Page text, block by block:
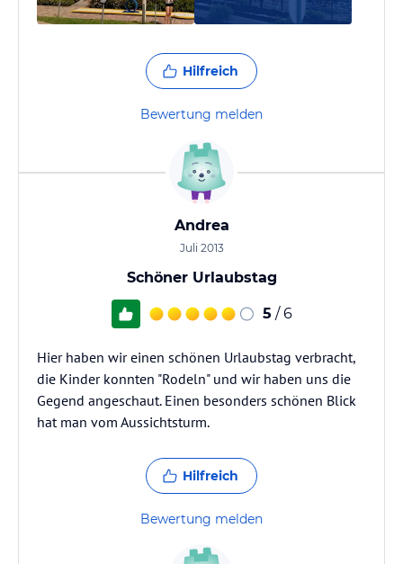
Hilfreich
Bewertung melden
Andrea
Juli 2013
Schöner Urlaubstag
5 / 6
Hier haben wir einen schönen Urlaubstag verbracht,
die Kinder konnten "Rodeln" und wir haben uns die
Gegend angeschaut. Einen besonders schönen Blick
hat man vom Aussichtsturm.
Hilfreich
Bewertung melden